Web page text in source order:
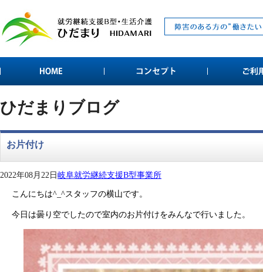
ひだまりブログ
お片付け
2022年08月22日岐阜就労継続支援B型事業所
こんにちは^_^スタッフの横山です。
今日は曇り空でしたので室内のお片付けをみんなで行いました。